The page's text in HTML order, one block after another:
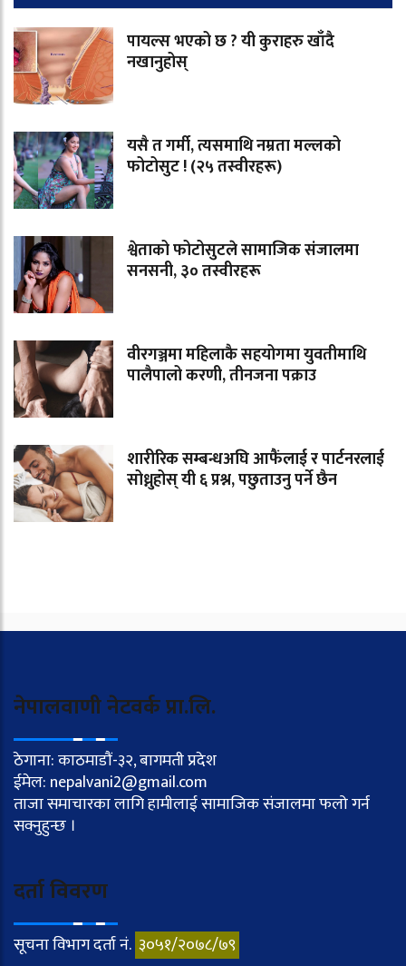
पायल्स भएको छ ? यी कुराहरु खाँदै
नखानुहोस्
यसै त गर्मी, त्यसमाथि नम्रता मल्लको
फोटोसुट ! (२५ तस्वीरहरू)
श्वेताको फोटोसुटले सामाजिक संजालमा
सनसनी, ३० तस्वीरहरू
वीरगञ्जमा महिलाकै सहयोगमा युवतीमाथि
पालैपालो करणी, तीनजना पक्राउ
शारीरिक सम्बन्धअघि आफैंलाई र पार्टनरलाई
सोध्नुहोस् यी ६ प्रश्न, पछुताउनु पर्ने छैन
नेपालवाणी नेटवर्क प्रा.लि.
ठेगाना: काठमाडौं-३२, बागमती प्रदेश
ईमेल: nepalvani2@gmail.com
ताजा समाचारका लागि हामीलाई सामाजिक संजालमा फलो गर्न
सक्नुहुन्छ ।
दर्ता विवरण
सूचना विभाग दर्ता नं. ३०५१/२०७८/७९